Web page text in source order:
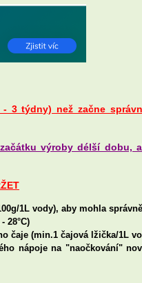
3 týdny) než začne
výroby délší dobu,
1L vody), aby mohla
28°C)
čaje (min.1 čajová lžička/1L
nápoje na "naočkování"